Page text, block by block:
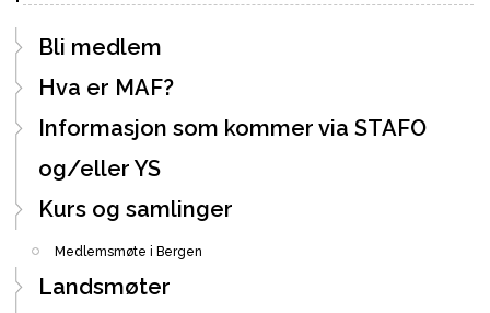
Bli medlem
Hva er MAF?
Informasjon som kommer via STAFO
og/eller YS
Kurs og samlinger
Medlemsmøte i Bergen
Landsmøter